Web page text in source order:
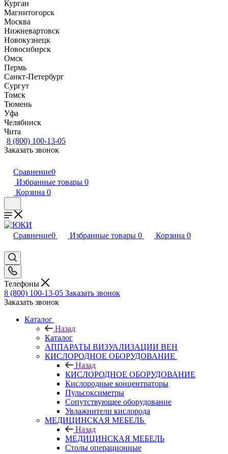
Курган
Магнитогорск
Москва
Нижневартовск
Новокузнецк
Новосибирск
Омск
Пермь
Санкт-Петербург
Сургут
Томск
Тюмень
Уфа
Челябинск
Чита
8 (800) 100-13-05
Заказать звонок
Сравнение0
Избранные товары 0
Корзина 0
Сравнение0 Избранные товары 0 Корзина 0
Телефоны
8 (800) 100-13-05 Заказать звонок
Заказать звонок
Каталог
Назад
Каталог
АППАРАТЫ ВИЗУАЛИЗАЦИИ ВЕН
КИСЛОРОДНОЕ ОБОРУДОВАНИЕ
Назад
КИСЛОРОДНОЕ ОБОРУДОВАНИЕ
Кислородные концентраторы
Пульсоксиметры
Сопутствующее оборудование
Увлажнители кислорода
МЕДИЦИНСКАЯ МЕБЕЛЬ
Назад
МЕДИЦИНСКАЯ МЕБЕЛЬ
Столы операционные